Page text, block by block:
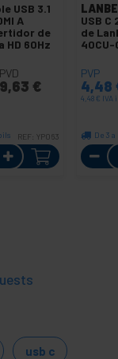
USB 3.1
A
de
HD 60Hz
PVD
9,63 €
REF: YP063
USB C
de
40CU-
PVP
4,48
4,48 € IVA
De 3
usb c